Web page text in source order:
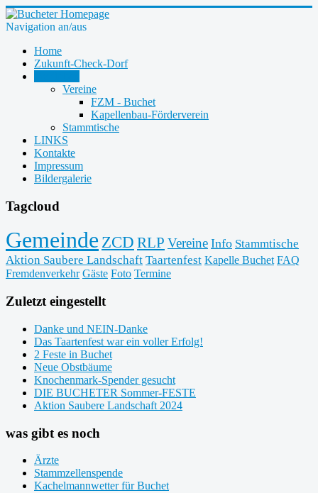
Navigation an/aus
Home
Zukunft-Check-Dorf
Vereine
FZM - Buchet
Kapellenbau-Förderverein
Stammtische
LINKS
Kontakte
Impressum
Bildergalerie
Tagcloud
Gemeinde ZCD RLP Vereine Info Stammtische
Aktion Saubere Landschaft Taartenfest Kapelle Buchet FAQ
Fremdenverkehr Gäste Foto Termine
Zuletzt eingestellt
Danke und NEIN-Danke
Das Taartenfest war ein voller Erfolg!
2 Feste in Buchet
Neue Obstbäume
Knochenmark-Spender gesucht
DIE BUCHETER Sommer-FESTE
Aktion Saubere Landschaft 2024
was gibt es noch
Ärzte
Stammzellenspende
Kachelmannwetter für Buchet